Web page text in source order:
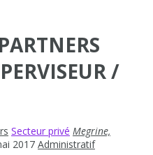
/
Secteur privé Megrine,
2017 Administratif